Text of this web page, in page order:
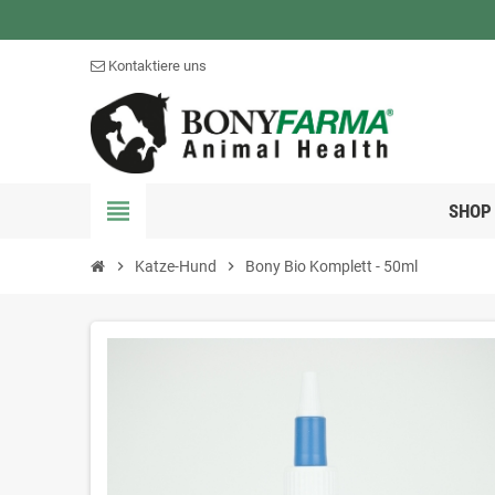
Kontaktiere uns
view_headline SHOP
chevron_right Katze-Hund chevron_right Bony Bio Komplett - 50ml